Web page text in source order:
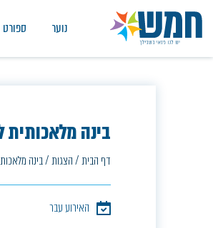
נוער ספורט
בינה מלאכותית
דף הבית/הצגות/בינה
האירוע עבר